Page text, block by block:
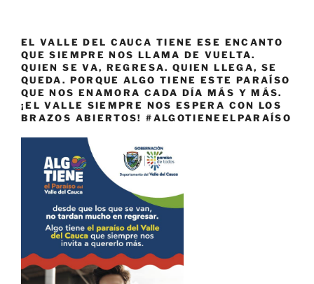
EL VALLE DEL CAUCA TIENE ESE ENCANTO
QUE SIEMPRE NOS LLAMA DE VUELTA.
QUIEN SE VA, REGRESA. QUIEN LLEGA, SE
QUEDA. PORQUE ALGO TIENE ESTE PARAÍSO
QUE NOS ENAMORA CADA DÍA MÁS Y MÁS.
¡EL VALLE SIEMPRE NOS ESPERA CON LOS
BRAZOS ABIERTOS! #ALGOTIENEELPARAÍSO